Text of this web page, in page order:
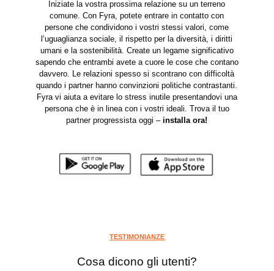
Iniziate la vostra prossima relazione su un terreno
comune. Con Fyra, potete entrare in contatto con
persone che condividono i vostri stessi valori, come
l’uguaglianza sociale, il rispetto per la diversità, i diritti
umani e la sostenibilità. Create un legame significativo
sapendo che entrambi avete a cuore le cose che contano
davvero. Le relazioni spesso si scontrano con difficoltà
quando i partner hanno convinzioni politiche contrastanti.
Fyra vi aiuta a evitare lo stress inutile presentandovi una
persona che è in linea con i vostri ideali. Trova il tuo
partner progressista oggi –installa ora!
TESTIMONIANZE
Cosa dicono gli utenti?